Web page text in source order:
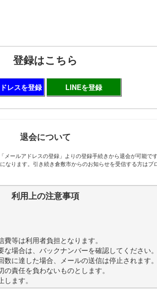
登録はこちら
レスを登録 LINEを登録
退会について
メールアドレスの登録」よりの登録手続きから退会が可能です
ります。引き続き倉敷市からのお知らせを受信する方はブ
利用上の注意事項
等は利用者負担となります。
場合は、バックナンバーを確認してください。
に達した場合、メールの送信は停止されます。
責任を負わないものとします。
ます。